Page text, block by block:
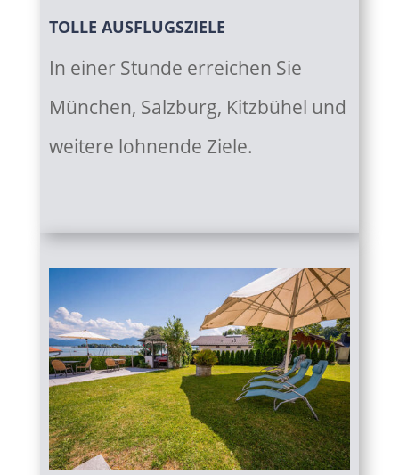
TOLLE AUSFLUGSZIELE
In einer Stunde erreichen Sie
München, Salzburg, Kitzbühel und
weitere lohnende Ziele.